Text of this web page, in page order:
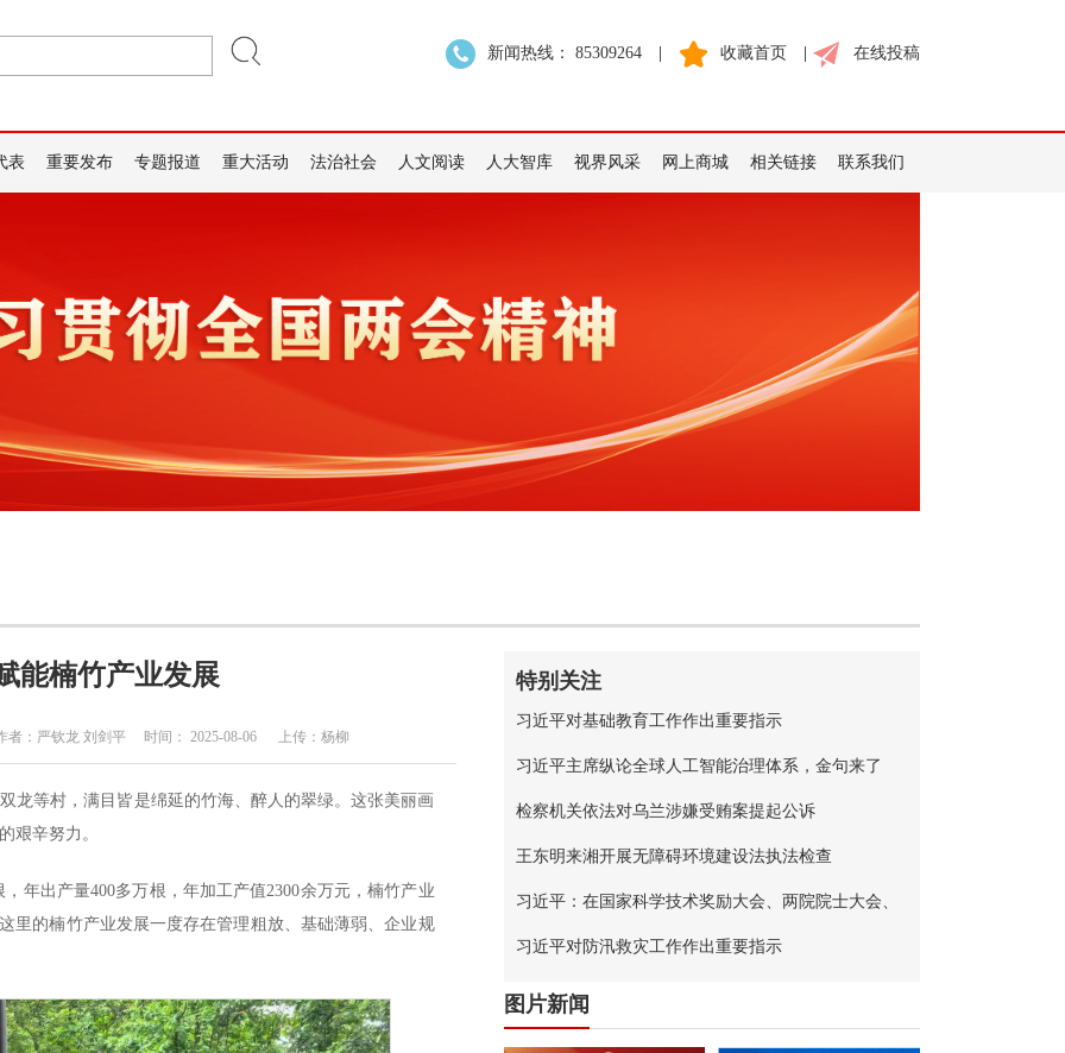
新闻热线： 85309264 收藏首页 在线投稿
表 重要发布 专题报道 重大活动 法治社会 人文阅读 人大智库 视界风采 网上商城 相关链接 联系我们
能楠竹产业发展
严钦龙 刘剑平 时间： 2025-08-06 上传：杨柳
龙等村，满目皆是绵延的竹海、醉人的翠绿。这张美丽画
艰辛努力。
年出产量400多万根，年加工产值2300余万元，楠竹产业
里的楠竹产业发展一度存在管理粗放、基础薄弱、企业规
特别关注
习近平对基础教育工作作出重要指示
习近平主席纵论全球人工智能治理体系，金句来了
检察机关依法对乌兰涉嫌受贿案提起公诉
王东明来湘开展无障碍环境建设法执法检查
习近平：在国家科学技术奖励大会、两院院士大会、
中国科协第十一次全国代表大会上的讲话
习近平对防汛救灾工作作出重要指示
图片新闻